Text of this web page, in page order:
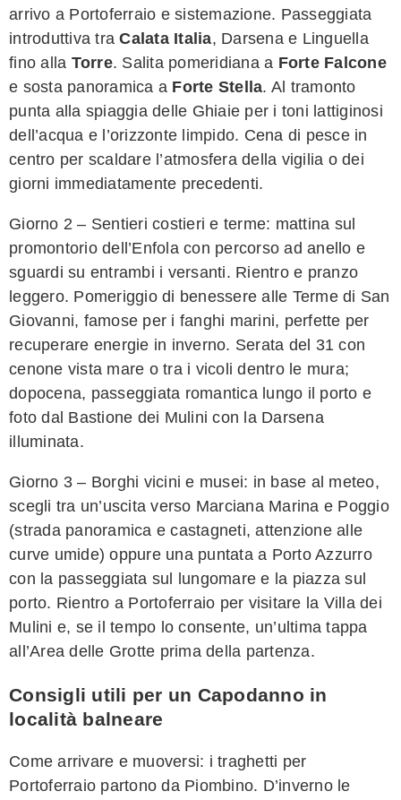
arrivo a Portoferraio e sistemazione. Passeggiata
introduttiva traCalata Italia, Darsena e Linguella
fino alla Torre. Salita pomeridiana a Forte Falcone
e sosta panoramica a Forte Stella. Al tramonto
punta alla spiaggia delle Ghiaie per i toni lattiginosi
dell’acqua e l’orizzonte limpido. Cena di pesce in
centro per scaldare l’atmosfera della vigilia o dei
giorni immediatamente precedenti.
Giorno 2 – Sentieri costieri e terme: mattina sul
promontorio dell’Enfola con percorso ad anello e
sguardi su entrambi i versanti. Rientro e pranzo
leggero. Pomeriggio di benessere alle Terme di San
Giovanni, famose per i fanghi marini, perfette per
recuperare energie in inverno. Serata del 31 con
cenone vista mare o tra i vicoli dentro le mura;
dopocena, passeggiata romantica lungo il porto e
foto dal Bastione dei Mulini con la Darsena
illuminata.
Giorno 3 – Borghi vicini e musei: in base al meteo,
scegli tra un’uscita verso Marciana Marina e Poggio
(strada panoramica e castagneti, attenzione alle
curve umide) oppure una puntata a Porto Azzurro
con la passeggiata sul lungomare e la piazza sul
porto. Rientro a Portoferraio per visitare la Villa dei
Mulini e, se il tempo lo consente, un’ultima tappa
all’Area delle Grotte prima della partenza.
Consigli utili per un Capodanno in
località balneare
Come arrivare e muoversi: i traghetti per
Portoferraio partono da Piombino. D’inverno le